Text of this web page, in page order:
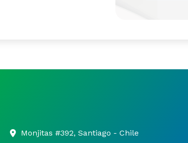
Monjitas #392, Santiago - Chile